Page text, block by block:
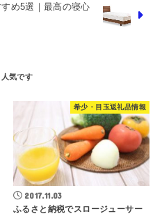
め5選｜最高の寝心
希少・目玉返礼品情報
2017.11.03
ふるさと納税でスロージューサー